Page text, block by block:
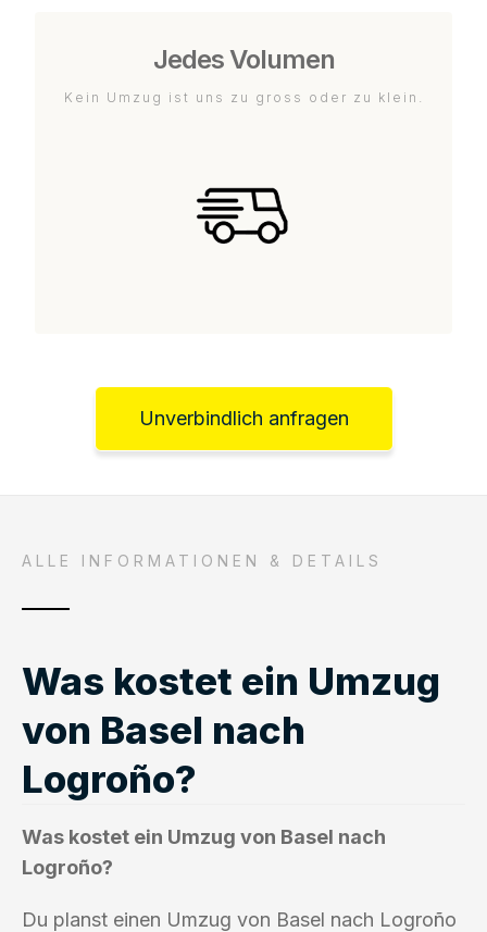
Jedes Volumen
Kein Umzug ist uns zu gross oder zu klein.
Unverbindlich anfragen
ALLE INFORMATIONEN & DETAILS
Was kostet ein Umzug
von Basel nach
Logroño?
Was kostet ein Umzug von Basel nach
Logroño?
Du planst einen Umzug von Basel nach Logroño